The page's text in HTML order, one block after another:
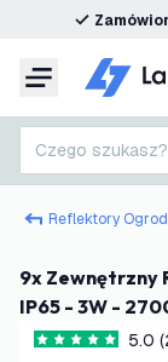
Menu
Czego szukasz?
Reflektory
9x Zewnętrzny Reflektor Ogrodowy LED - Czarny -
IP65 - 3W -
5 Gwiazdki 5.0